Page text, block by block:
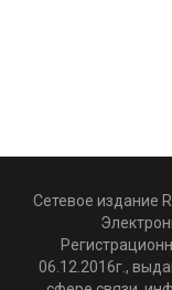
Сетевое издание
06.12.2016г.,